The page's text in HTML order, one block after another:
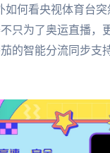
何看央视体育台突
只为了奥运直播，
的智能分流同步支